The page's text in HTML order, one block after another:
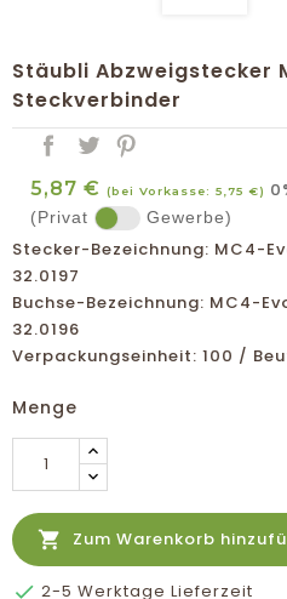
Stäubli Abzweigstecker
Steckverbinder
5,87 € (bei Vorkasse: 5,75 €)
(Privat Gewerbe)
Stecker-Bezeichnung: MC4-
32.0197
Buchse-Bezeichnung: MC4-
32.0196
Verpackungseinheit: 100 /
Menge
 Zum Warenkorb
 2-5 Werktage Lieferzeit